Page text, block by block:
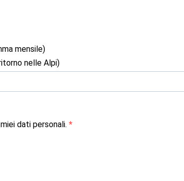
mensile)
nelle Alpi)
dati personali.